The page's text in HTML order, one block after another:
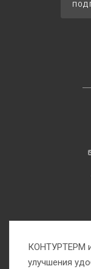
КОНТУРТЕРМ
улучшения